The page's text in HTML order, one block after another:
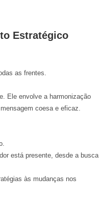
Estratégico
as frentes.
Ele envolve a harmonização
coesa e eficaz.
está presente, desde a busca
às mudanças nos